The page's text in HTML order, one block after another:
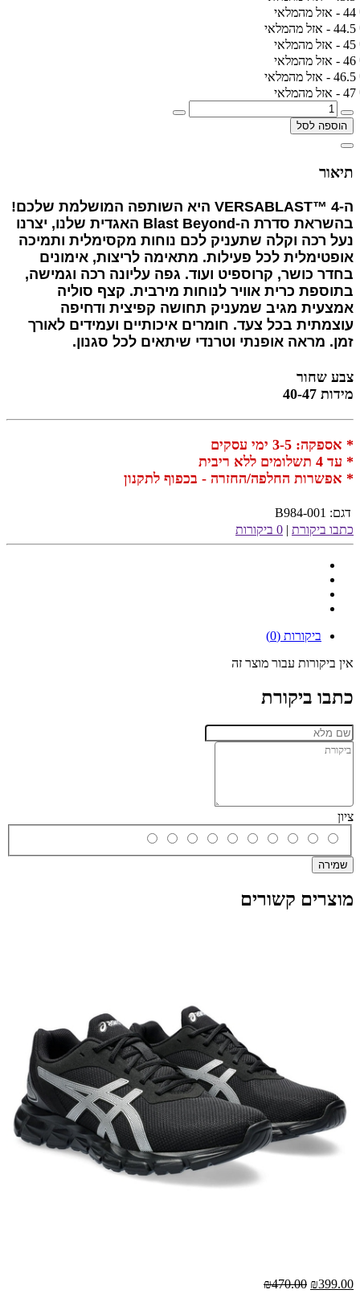
44 - אזל מהמלאי
44.5 - אזל מהמלאי
45 - אזל מהמלאי
46 - אזל מהמלאי
46.5 - אזל מהמלאי
47 - אזל מהמלאי
הוספה לסל
תיאור
ה-VERSABLAST™ 4 היא השותפה המושלמת שלכם!
בהשראת סדרת ה-Blast Beyond האגדית שלנו, יצרנו
נעל רכה וקלה שתעניק לכם נוחות מקסימלית ותמיכה
אופטימלית לכל פעילות. מתאימה לריצות, אימונים
בחדר כושר, קרוספיט ועוד. גפה עליונה רכה וגמישה,
בתוספת כרית אוויר לנוחות מירבית. קצף סוליה
אמצעית מגיב שמעניק תחושה קפיצית ודחיפה
עוצמתית בכל צעד. חומרים איכותיים ועמידים לאורך
זמן. מראה אופנתי וטרנדי שיתאים לכל סגנון.
צבע שחור
מידות 40-47
* אספקה: 3-5 ימי עסקים
* עד 4 תשלומים ללא ריבית
* אפשרות החלפה/החזרה - בכפוף לתקנון
דגם: B984-001
כתבו ביקורת | 0 ביקורות
ביקורות (0)
אין ביקורות עבור מוצר זה
כתבו ביקורת
ציון
שמירה
מוצרים קשורים
₪399.00
₪470.00